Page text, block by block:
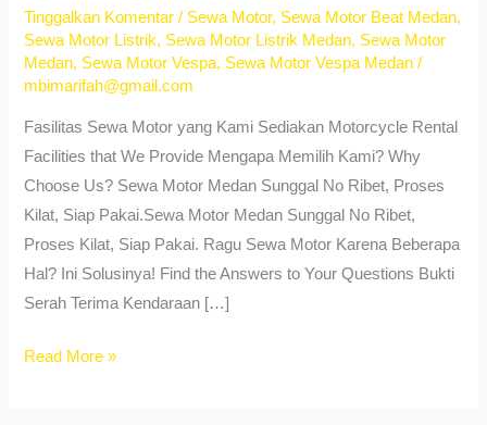
Tinggalkan Komentar / Sewa Motor, Sewa Motor Beat Medan,
Sewa Motor Listrik, Sewa Motor Listrik Medan, Sewa Motor
Medan, Sewa Motor Vespa, Sewa Motor Vespa Medan /
mbimarifah@gmail.com
Fasilitas Sewa Motor yang Kami Sediakan Motorcycle Rental
Facilities that We Provide Mengapa Memilih Kami? Why
Choose Us? Sewa Motor Medan Sunggal No Ribet, Proses
Kilat, Siap Pakai.Sewa Motor Medan Sunggal No Ribet,
Proses Kilat, Siap Pakai. Ragu Sewa Motor Karena Beberapa
Hal? Ini Solusinya! Find the Answers to Your Questions Bukti
Serah Terima Kendaraan […]
Sewa
Read More »